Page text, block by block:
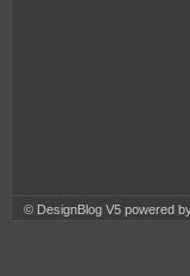
© DesignBlog V5 powered